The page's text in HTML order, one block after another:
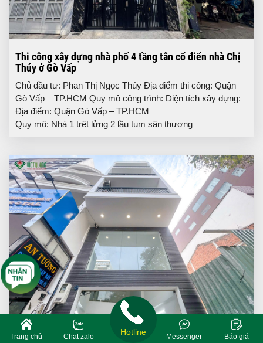
Thi công xây dựng nhà phố 4 tầng tân cổ điển nhà Chị
Thúy ở Gò Vấp
Chủ đầu tư: Phan Thị Ngọc Thúy Địa điểm thi công: Quận
Gò Vấp – TP.HCM Quy mô công trình: Diện tích xây dựng:
Địa điểm: Quận Gò Vấp – TP.HCM
Quy mô: Nhà 1 trệt lửng 2 lầu tum sân thượng
Trang chủ Chat zalo Báo giá
Messenger
Hotline